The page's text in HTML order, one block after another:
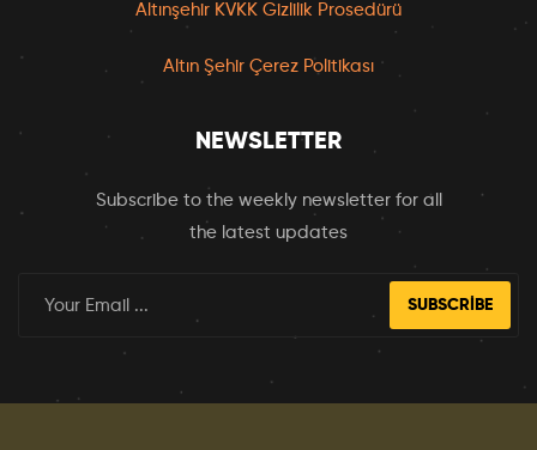
Altınşehir KVKK Gizlilik Prosedürü
Altın Şehir Çerez Politikası
NEWSLETTER
Subscribe to the weekly newsletter for all
the latest updates
SUBSCRIBE